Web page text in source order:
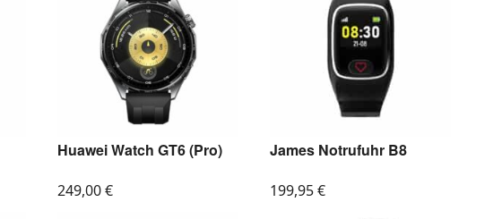
Huawei Watch GT6 (Pro)
249,00€
James Notrufuhr B8
199,95€